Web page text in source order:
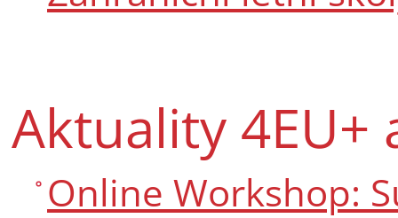
Aktuality 4EU+
Online Workshop: